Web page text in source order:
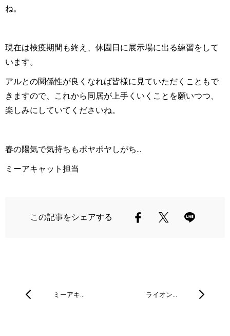
ね。
現在は検疫期間も終え、休園日に展示場に出る練習をして
います。
アルとの関係性が良くなれば皆様に見ていただくこともで
きますので、これから同居が上手くいくことを願いつつ、
楽しみにしていてくださいね。
春の陽気で気持ちもポヤポヤしがち...
ミーアキャット担当
この記事をシェアする
ミーアキ… ライオン…